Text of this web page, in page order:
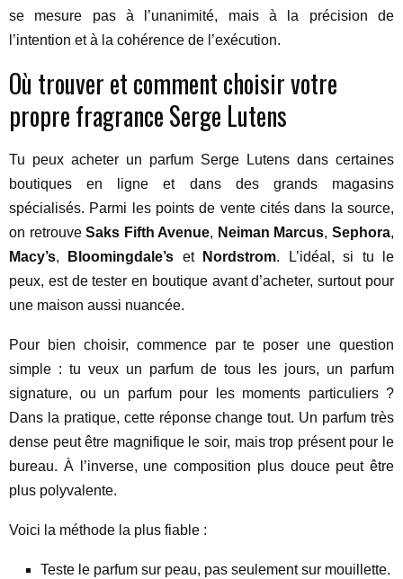
se mesure pas à l’unanimité, mais à la précision de
l’intention et à la cohérence de l’exécution.
Où trouver et comment choisir votre
propre fragrance Serge Lutens
Tu peux acheter un parfum Serge Lutens dans certaines
boutiques en ligne et dans des grands magasins
spécialisés. Parmi les points de vente cités dans la source,
on retrouveSaks Fifth Avenue, Neiman Marcus,Sephora,
Macy’s, Bloomingdale’s et Nordstrom. L’idéal, si tu le
peux, est de tester en boutique avant d’acheter, surtout pour
une maison aussi nuancée.
Pour bien choisir, commence par te poser une question
simple : tu veux un parfum de tous les jours, un parfum
signature, ou un parfum pour les moments particuliers ?
Dans la pratique, cette réponse change tout. Un parfum très
dense peut être magnifique le soir, mais trop présent pour le
bureau. À l’inverse, une composition plus douce peut être
plus polyvalente.
Voici la méthode la plus fiable :
Teste le parfum sur peau, pas seulement sur mouillette.